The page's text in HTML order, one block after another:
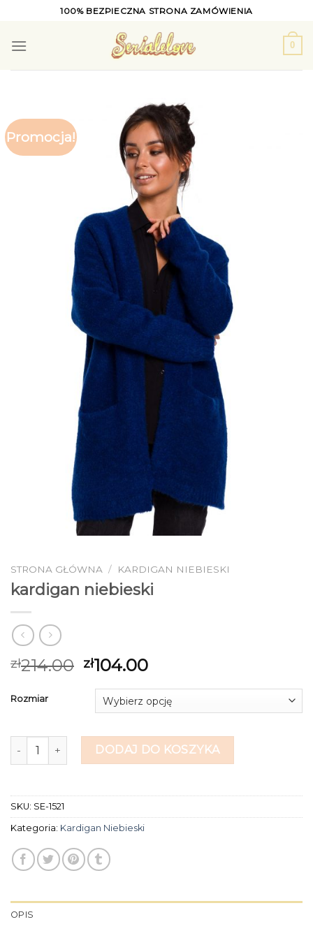
content
100% BEZPIECZNA STRONA ZAMÓWIENIA
0
Promocja!
STRONA GŁÓWNA / KARDIGAN NIEBIESKI
kardigan niebieski
zł214.00 zł104.00
Rozmiar
ilość kardigan niebieskiDODAJ DO KOSZYKA
SKU: SE-1521
Kategoria: Kardigan Niebieski
OPIS